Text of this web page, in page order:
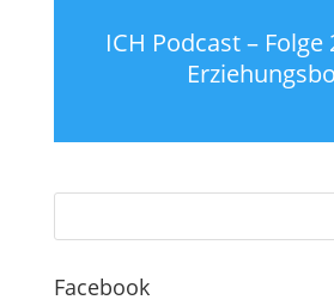
ICH Podcast – Folge
Facebook